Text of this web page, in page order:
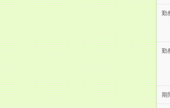
勤
勤
期